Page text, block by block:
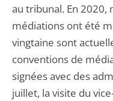
au tribunal. En
médiations ont été
vingtaine sont
conventions de
signées avec des
juillet, la visite du